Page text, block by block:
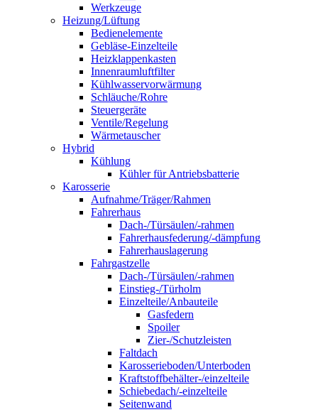
Werkzeuge
Heizung/Lüftung
Bedienelemente
Gebläse-Einzelteile
Heizklappenkasten
Innenraumluftfilter
Kühlwasservorwärmung
Schläuche/Rohre
Steuergeräte
Ventile/Regelung
Wärmetauscher
Hybrid
Kühlung
Kühler für Antriebsbatterie
Karosserie
Aufnahme/Träger/Rahmen
Fahrerhaus
Dach-/Türsäulen/-rahmen
Fahrerhausfederung/-dämpfung
Fahrerhauslagerung
Fahrgastzelle
Dach-/Türsäulen/-rahmen
Einstieg-/Türholm
Einzelteile/Anbauteile
Gasfedern
Spoiler
Zier-/Schutzleisten
Faltdach
Karosserieboden/Unterboden
Kraftstoffbehälter-/einzelteile
Schiebedach/-einzelteile
Seitenwand